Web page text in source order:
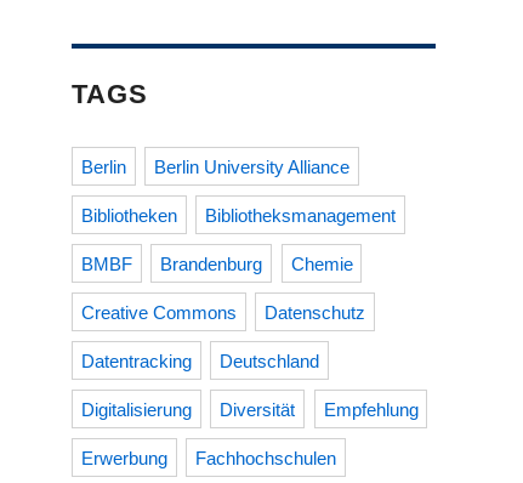
TAGS
Berlin Berlin University Alliance
Bibliotheken Bibliotheksmanagement
BMBF Brandenburg Chemie
Creative Commons Datenschutz
Datentracking Deutschland
Digitalisierung Diversität Empfehlung
Erwerbung Fachhochschulen